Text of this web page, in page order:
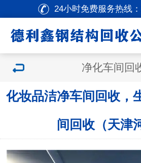
24小时免费服务热线：
净化车间回
化妆品洁净车间回收，
间回收（天津